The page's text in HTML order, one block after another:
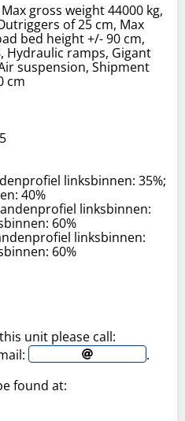
gross weight 44000 kg,
of 25 cm, Max
bed height +/- 90 cm,
Hydraulic ramps, Gigant
suspension, Shipment
cm
linksbinnen: 35%;
40%
linksbinnen:
60%
linksbinnen:
60%
unit please call:
.
found at: